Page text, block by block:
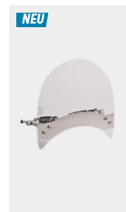
NEU